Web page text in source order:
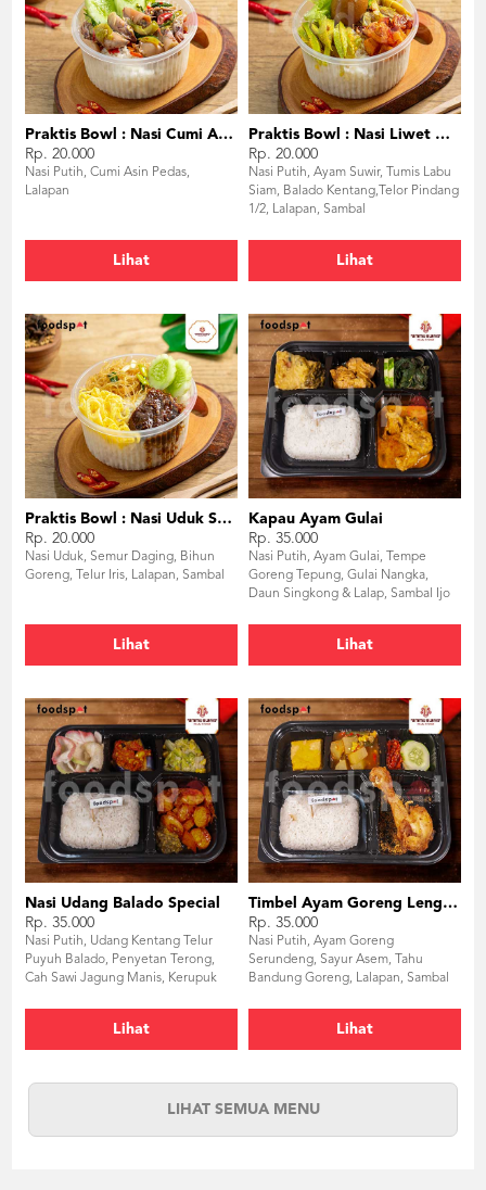
Praktis Bowl : Nasi Cumi Asin
Rp. 20.000
Nasi Putih, Cumi Asin Pedas,
Lalapan
Lihat
Praktis Bowl : Nasi Liwet Ayam Suwir
Rp. 20.000
Nasi Putih, Ayam Suwir, Tumis Labu
Siam, Balado Kentang,Telor Pindang
1/2, Lalapan, Sambal
Lihat
Praktis Bowl : Nasi Uduk Semur Daging
Rp. 20.000
Nasi Uduk, Semur Daging, Bihun
Goreng, Telur Iris, Lalapan, Sambal
Lihat
Kapau Ayam Gulai
Rp. 35.000
Nasi Putih, Ayam Gulai, Tempe
Goreng Tepung, Gulai Nangka,
Daun Singkong & Lalap, Sambal Ijo
Lihat
Nasi Udang Balado Special
Rp. 35.000
Nasi Putih, Udang Kentang Telur
Puyuh Balado, Penyetan Terong,
Cah Sawi Jagung Manis, Kerupuk
Lihat
Timbel Ayam Goreng Lengkuas
Rp. 35.000
Nasi Putih, Ayam Goreng
Serundeng, Sayur Asem, Tahu
Bandung Goreng, Lalapan, Sambal
Lihat
LIHAT SEMUA MENU